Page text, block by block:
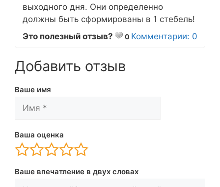
выходного дня. Они определенно
должны быть сформированы в 1 стебель!
Это полезный отзыв?
0 Комментарии: 0
Добавить отзыв
Ваше имя
Ваша оценка
Ваше впечатление в двух словах